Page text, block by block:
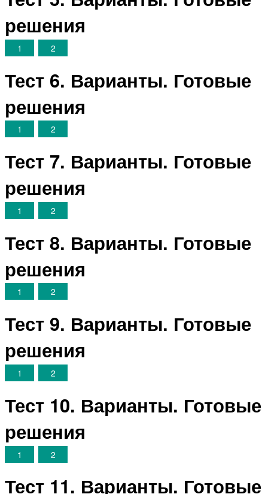
решения
1 2
Тест 6. Варианты. Готовые
решения
1 2
Тест 7. Варианты. Готовые
решения
1 2
Тест 8. Варианты. Готовые
решения
1 2
Тест 9. Варианты. Готовые
решения
1 2
Тест 10. Варианты. Готовые
решения
1 2
Тест 11. Варианты. Готовые